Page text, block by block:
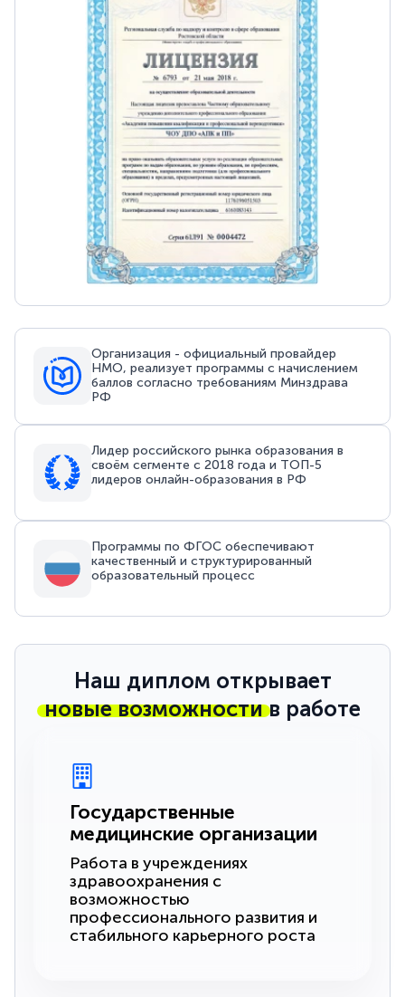
Организация - официальный провайдер
НМО, реализует программы с начислением
баллов согласно требованиям Минздрава
РФ
Лидер российского рынка образования в
своём сегменте с 2018 года и ТОП-5
лидеров онлайн-образования в РФ
Программы по ФГОС обеспечивают
качественный и структурированный
образовательный процесс
Наш диплом открывает
новые возможностив работе
Государственные
медицинские организации
Работа в учреждениях
здравоохранения с
возможностью
профессионального развития и
стабильного карьерного роста